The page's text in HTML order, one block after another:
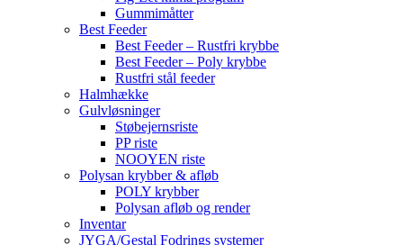
Gummimåtter
Best Feeder
Best Feeder – Rustfri krybbe
Best Feeder – Poly krybbe
Rustfri stål feeder
Halmhække
Gulvløsninger
Støbejernsriste
PP riste
NOOYEN riste
Polysan krybber & afløb
POLY krybber
Polysan afløb og render
Inventar
JYGA/Gestal Fodrings systemer